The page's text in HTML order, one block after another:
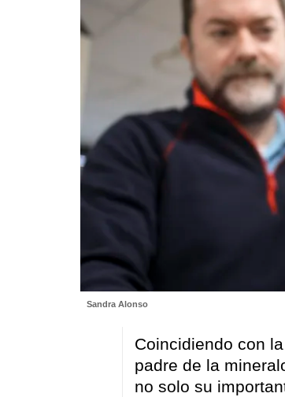
Sandra Alonso
Coincidiendo con
padre de la
no solo su